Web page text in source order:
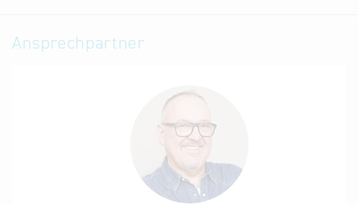
Übersicht zu unseren Messebeteiligungen
BAYERN INTERNATIONAL
Bayerisches Staatsministerium für Wirtschaft,
Landesentwicklung und Energie
Ansprechpartner